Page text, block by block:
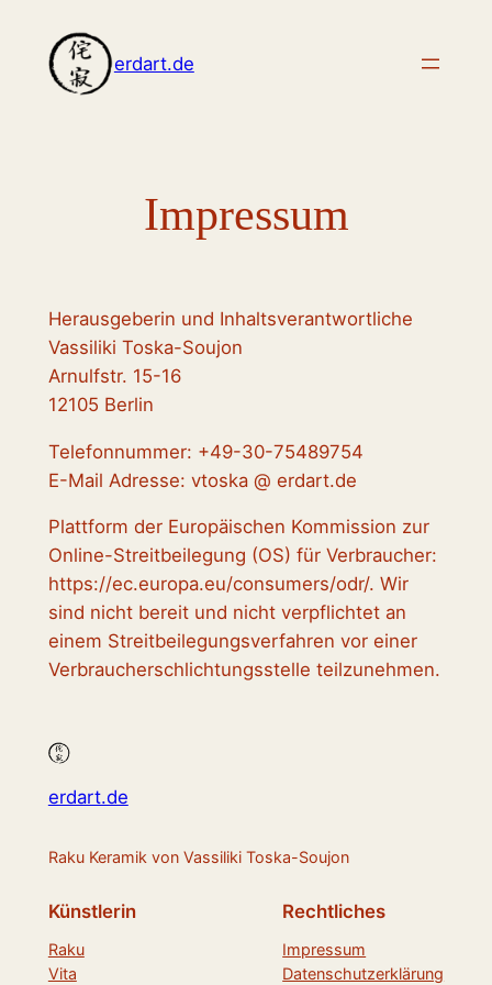
Inhalt
springen
erdart.de
Impressum
Herausgeberin und Inhaltsverantwortliche
Vassiliki Toska-Soujon
Arnulfstr. 15-16
12105 Berlin
Telefonnummer: +49-30-75489754
E-Mail Adresse: vtoska @ erdart.de
Plattform der Europäischen Kommission zur
Online-Streitbeilegung (OS) für Verbraucher:
https://ec.europa.eu/consumers/odr/. Wir
sind nicht bereit und nicht verpflichtet an
einem Streitbeilegungsverfahren vor einer
Verbraucherschlichtungsstelle teilzunehmen.
erdart.de
Raku Keramik von Vassiliki Toska-Soujon
Künstlerin
Raku
Vita
Rechtliches
Impressum
Datenschutzerklärung